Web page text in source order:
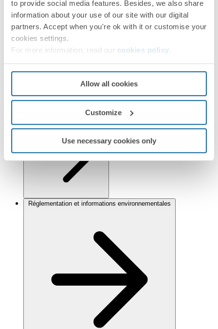
to provide social media features. Besides, we also share
information about your use of our site with our digital
partners. Accept when you're ok with it or customise your
cookies settings.
For more information, read our cookies policy
Allow all cookies
Customize
Use necessary cookies only
Installation et Maintenance